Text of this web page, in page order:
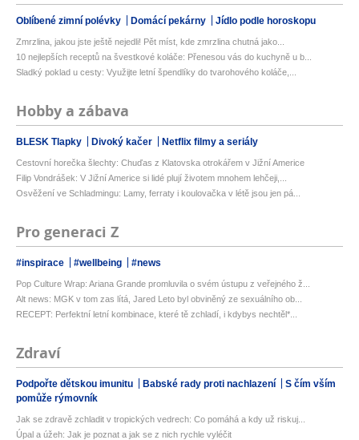
Oblíbené zimní polévky Domácí pekárny Jídlo podle horoskopu
Zmrzlina, jakou jste ještě nejedli! Pět míst, kde zmrzlina chutná jako...
10 nejlepších receptů na švestkové koláče: Přenesou vás do kuchyně u b...
Sladký poklad u cesty: Využijte letní špendlíky do tvarohového koláče,...
Hobby a zábava
BLESK Tlapky Divoký kačer Netflix filmy a seriály
Cestovní horečka šlechty: Chuďas z Klatovska otrokářem v Jižní Americe
Filip Vondrášek: V Jižní Americe si lidé plují životem mnohem lehčeji,...
Osvěžení ve Schladmingu: Lamy, ferraty i koulovačka v létě jsou jen pá...
Pro generaci Z
#inspirace #wellbeing #news
Pop Culture Wrap: Ariana Grande promluvila o svém ústupu z veřejného ž...
Alt news: MGK v tom zas lítá, Jared Leto byl obviněný ze sexuálního ob...
RECEPT: Perfektní letní kombinace, které tě zchladí, i kdybys nechtěl*...
Zdraví
Podpořte dětskou imunitu Babské rady proti nachlazení
S čím vším
pomůže rýmovník
Jak se zdravě zchladit v tropických vedrech: Co pomáhá a kdy už riskuj...
Úpal a úžeh: Jak je poznat a jak se z nich rychle vyléčit